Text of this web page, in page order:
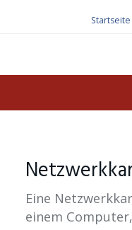
Startseite
Eine
einem